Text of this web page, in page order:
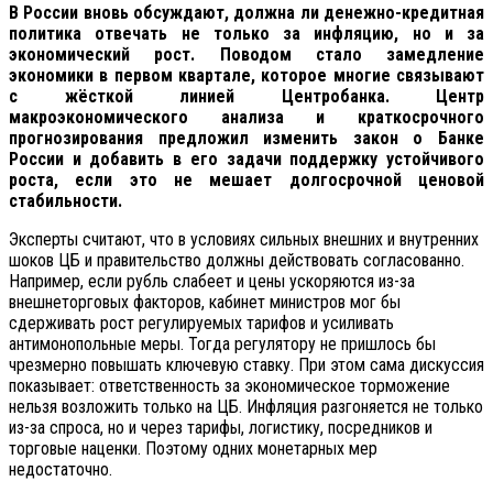
В России вновь обсуждают, должна ли денежно-кредитная
политика отвечать не только за инфляцию, но и за
экономический рост. Поводом стало замедление
экономики в первом квартале, которое многие связывают
с жёсткой линией Центробанка. Центр
макроэкономического анализа и краткосрочного
прогнозирования предложил изменить закон о Банке
России и добавить в его задачи поддержку устойчивого
роста, если это не мешает долгосрочной ценовой
стабильности.
Эксперты считают, что в условиях сильных внешних и внутренних
шоков ЦБ и правительство должны действовать согласованно.
Например, если рубль слабеет и цены ускоряются из-за
внешнеторговых факторов, кабинет министров мог бы
сдерживать рост регулируемых тарифов и усиливать
антимонопольные меры. Тогда регулятору не пришлось бы
чрезмерно повышать ключевую ставку. При этом сама дискуссия
показывает: ответственность за экономическое торможение
нельзя возложить только на ЦБ. Инфляция разгоняется не только
из-за спроса, но и через тарифы, логистику, посредников и
торговые наценки. Поэтому одних монетарных мер
недостаточно.